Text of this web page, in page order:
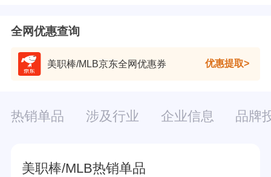
售出一顶MLBCAP。
全网优惠查询
美职棒/MLB京东全网优惠券 优惠提取
热销单品 涉及行业 企业信息 品牌
美职棒/MLB热销单品